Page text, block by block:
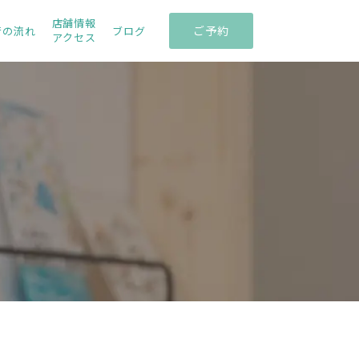
流れ
店舗情報
アクセス
ブログ ご予約